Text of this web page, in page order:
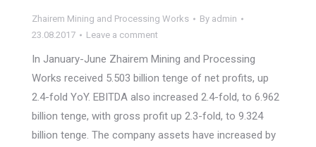
Zhairem Mining and Processing Works By admin
23.08.2017
Leave a comment
In January-June Zhairem Mining and Processing
Works received 5.503 billion tenge of net profits, up
2.4-fold YoY. EBITDA also increased 2.4-fold, to 6.962
billion tenge, with gross profit up 2.3-fold, to 9.324
billion tenge. The company assets have increased by